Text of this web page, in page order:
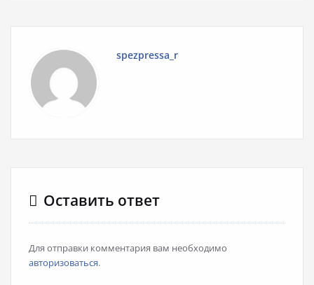
spezpressa_r
Оставить ответ
Для отправки комментария вам необходимо
авторизоваться.